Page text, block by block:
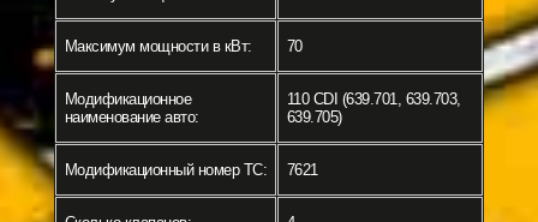
Максимум мощности в кВт: 70
Модификационное
наименование авто:
110 CDI (639.701, 639.703,
639.705)
Модификационный номер ТС: 7621